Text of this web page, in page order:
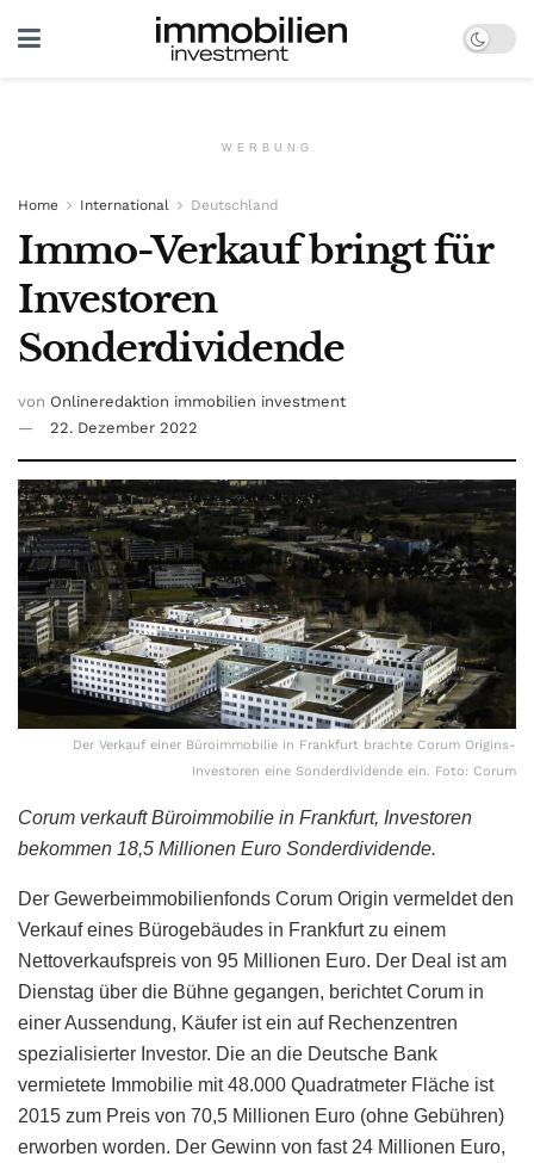
WERBUNG
Home International Deutschland
Immo-Verkauf bringt für
Investoren
Sonderdividende
von Onlineredaktion immobilien investment
22. Dezember 2022
Der Verkauf einer Büroimmobilie in Frankfurt brachte Corum Origins-
Investoren eine Sonderdividende ein. Foto: Corum
Corum verkauft Büroimmobilie in Frankfurt, Investoren
bekommen 18,5 Millionen Euro Sonderdividende.
Der Gewerbeimmobilienfonds Corum Origin vermeldet den
Verkauf eines Bürogebäudes in Frankfurt zu einem
Nettoverkaufspreis von 95 Millionen Euro. Der Deal ist am
Dienstag über die Bühne gegangen, berichtet Corum in
einer Aussendung, Käufer ist ein auf Rechenzentren
spezialisierter Investor. Die an die Deutsche Bank
vermietete Immobilie mit 48.000 Quadratmeter Fläche ist
2015 zum Preis von 70,5 Millionen Euro (ohne Gebühren)
erworben worden. Der Gewinn von fast 24 Millionen Euro,